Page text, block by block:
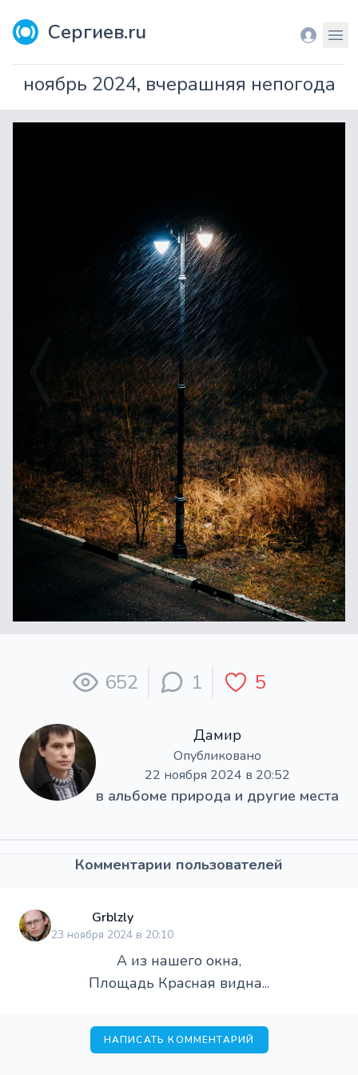
Сергиев.ru Вход
ноябрь 2024, вчерашняя непогода
652 1 5
Дамир
Опубликовано
22 ноября 2024 в 20:52
в альбоме природа и другие места
Комментарии пользователей
Grblzly
23 ноября 2024 в 20:10
А из нашего окна,
Площадь Красная видна...
НАПИСАТЬ КОММЕНТАРИЙ